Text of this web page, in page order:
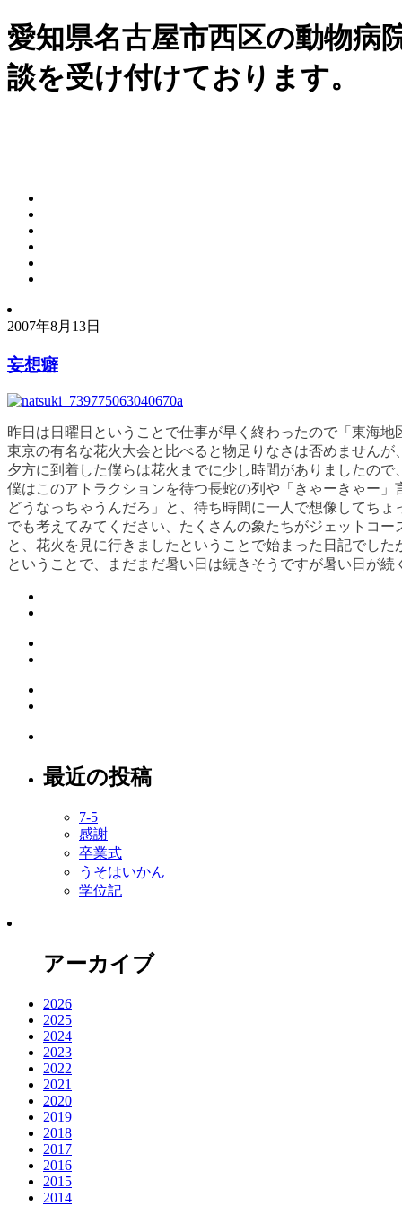
愛知県名古屋市西区の動物病
談を受け付けております。
2007年8月13日
妄想癖
昨日は日曜日ということで仕事が早く終わったので「東海
東京の有名な花火大会と比べると物足りなさは否めません
夕方に到着した僕らは花火までに少し時間がありましたので
僕はこのアトラクションを待つ長蛇の列や「きゃーきゃー
どうなっちゃうんだろ」と、待ち時間に一人で想像してちょ
でも考えてみてください、たくさんの象たちがジェットコ
と、花火を見に行きましたということで始まった日記でした
ということで、まだまだ暑い日は続きそうですが暑い日が
最近の投稿
7-5
感謝
卒業式
うそはいかん
学位記
アーカイブ
2026
2025
2024
2023
2022
2021
2020
2019
2018
2017
2016
2015
2014